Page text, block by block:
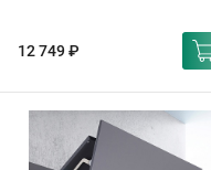
12 749 ₽